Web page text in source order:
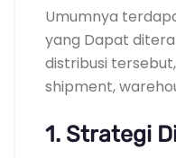
Umumnya
yang Dapat
distribusi
shipment,
1. Strategi